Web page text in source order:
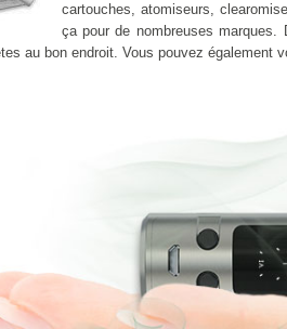
cartouches, atomiseurs,
ça pour de nombreuses
au bon endroit. Vous pouvez également